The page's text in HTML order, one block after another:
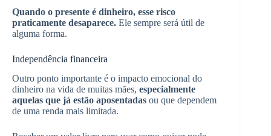
Quando o presente é dinheiro, esse risco
praticamente desaparece. Ele sempre será útil de
alguma forma.
Independência financeira
Outro ponto importante é o impacto emocional do
dinheiro na vida de muitas mães, especialmente
aquelas que já estão aposentadas ou que dependem
de uma renda mais limitada.